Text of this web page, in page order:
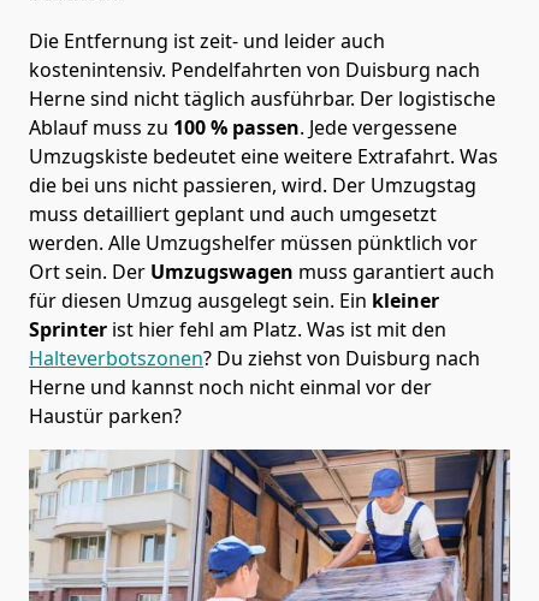
Die Entfernung ist zeit- und leider auch
kostenintensiv. Pendelfahrten von Duisburg nach
Herne sind nicht täglich ausführbar. Der logistische
Ablauf muss zu 100 % passen. Jede vergessene
Umzugskiste bedeutet eine weitere Extrafahrt. Was
die bei uns nicht passieren, wird. Der Umzugstag
muss detailliert geplant und auch umgesetzt
werden. Alle Umzugshelfer müssen pünktlich vor
Ort sein. Der Umzugswagen muss garantiert auch
für diesen Umzug ausgelegt sein. Ein kleiner
Sprinter ist hier fehl am Platz. Was ist mit den
Halteverbotszonen? Du ziehst von Duisburg nach
Herne und kannst noch nicht einmal vor der
Haustür parken?